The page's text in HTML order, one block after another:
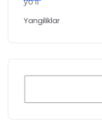
Yangiliklar